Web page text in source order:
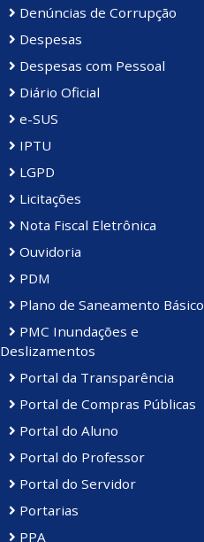
Denúncias de Corrupção
Despesas
Despesas com Pessoal
Diário Oficial
e-SUS
IPTU
LGPD
Licitações
Nota Fiscal Eletrônica
Ouvidoria
PDM
Plano de Saneamento Básico
PMC Inundações e
Deslizamentos
Portal da Transparência
Portal de Compras Públicas
Portal do Aluno
Portal do Professor
Portal do Servidor
Portarias
PPA